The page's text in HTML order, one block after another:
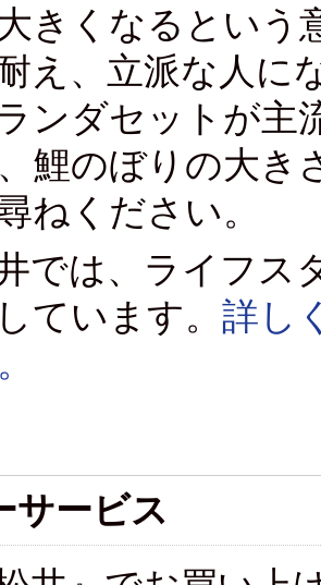
きくなるという
え、立派な人に
ンダセットが主
鯉のぼりの大き
ねください。
では、ライフス
ています。 詳し
サービス